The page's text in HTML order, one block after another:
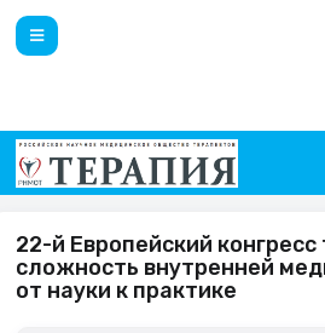
22-й Европейский конгресс
сложность внутренней
от науки к практике